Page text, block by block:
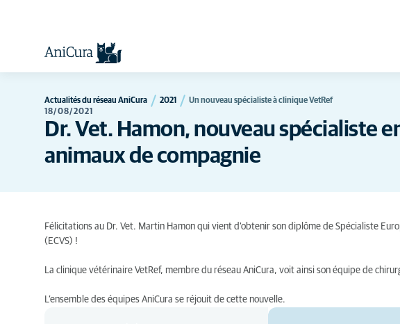
Actualités du réseau AniCura 2021
Un nouveau spécialiste à clinique VetRef
18/08/2021
Dr. Vet. Hamon, nouveau spécialiste
animaux de compagnie
Félicitations au Dr. Vet. Martin Hamon qui vient d'obtenir son diplôme de Spécialiste
(ECVS) !
La clinique vétérinaire VetRef, membre du réseau AniCura, voit ainsi son équipe de
L’ensemble des équipes AniCura se réjouit de cette nouvelle.